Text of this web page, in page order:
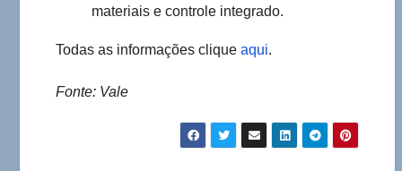
materiais e controle integrado.
Todas as informações clique aqui.
Fonte: Vale